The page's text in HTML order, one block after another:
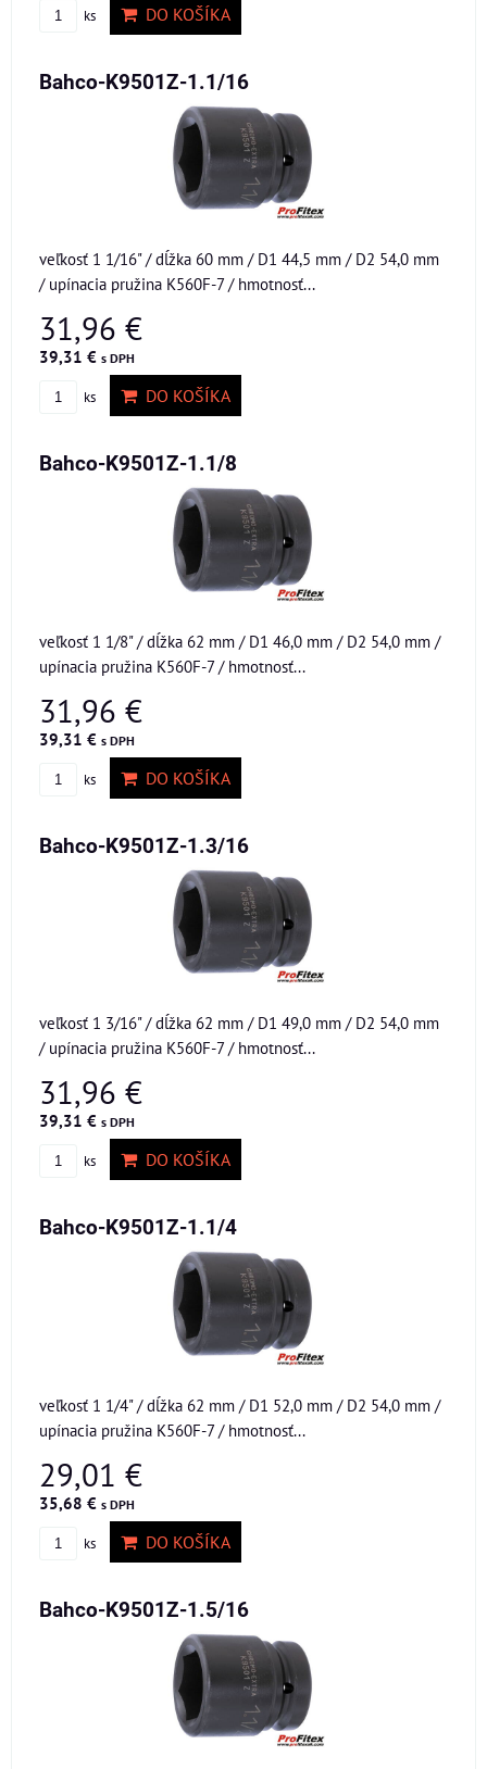
ks DO KOŠÍKA
Bahco-K9501Z-1.1/16
veľkosť 1 1/16" / dĺžka 60 mm / D1 44,5 mm / D2 54,0 mm
/ upínacia pružina K560F-7 / hmotnosť...
31,96 €
39,31 € s DPH
ks DO KOŠÍKA
Bahco-K9501Z-1.1/8
veľkosť 1 1/8" / dĺžka 62 mm / D1 46,0 mm / D2 54,0 mm /
upínacia pružina K560F-7 / hmotnosť...
31,96 €
39,31 € s DPH
ks DO KOŠÍKA
Bahco-K9501Z-1.3/16
veľkosť 1 3/16" / dĺžka 62 mm / D1 49,0 mm / D2 54,0 mm
/ upínacia pružina K560F-7 / hmotnosť...
31,96 €
39,31 € s DPH
ks DO KOŠÍKA
Bahco-K9501Z-1.1/4
veľkosť 1 1/4" / dĺžka 62 mm / D1 52,0 mm / D2 54,0 mm /
upínacia pružina K560F-7 / hmotnosť...
29,01 €
35,68 € s DPH
ks DO KOŠÍKA
Bahco-K9501Z-1.5/16